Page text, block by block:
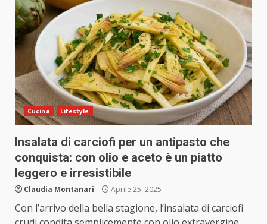
Cucina Lifestyle
Insalata di carciofi per un antipasto che
conquista: con olio e aceto è un piatto
leggero e irresistibile
Claudia Montanari Aprile 25, 2025
Con l’arrivo della bella stagione, l’insalata di carciofi